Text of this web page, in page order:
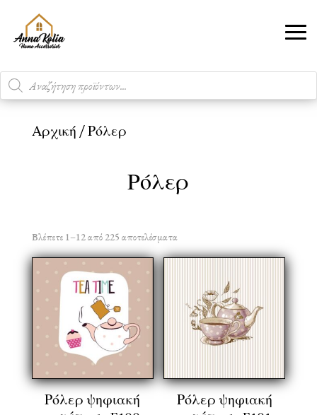
Products
search
Αρχική / Ρόλερ
Ρόλερ
Βλέπετε 1–12 από 225 αποτελέσματα
Ρόλερ ψηφιακή
Ρόλερ ψηφιακή